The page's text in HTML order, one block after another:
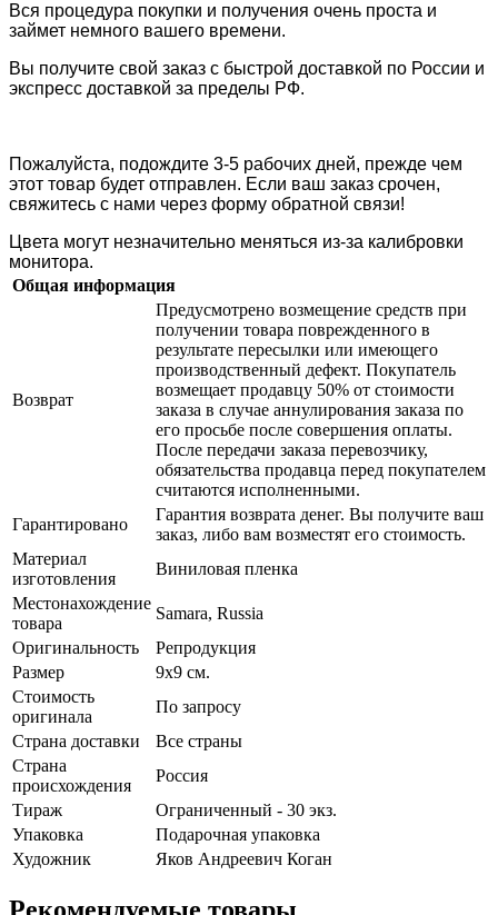
Вся процедура покупки и получения очень проста и
займет немного вашего времени.
Вы получите свой заказ с быстрой доставкой по России и
экспресс доставкой за пределы РФ.
Пожалуйста, подождите 3-5 рабочих дней, прежде чем
этот товар будет отправлен. Если ваш заказ срочен,
свяжитесь с нами через форму обратной связи!
Цвета могут незначительно меняться из-за калибровки
монитора.
Общая информация
Возврат
Предусмотрено возмещение средств при
получении товара поврежденного в
результате пересылки или имеющего
производственный дефект. Покупатель
возмещает продавцу 50% от стоимости
заказа в случае аннулирования заказа по
его просьбе после совершения оплаты.
После передачи заказа перевозчику,
обязательства продавца перед покупателем
считаются исполненными.
Гарантировано
Гарантия возврата денег. Вы получите ваш
заказ, либо вам возместят его стоимость.
Материал
изготовления
Виниловая пленка
Местонахождение
товара
Samara, Russia
Оригинальность
Репродукция
Размер
9х9 см.
Стоимость
оригинала
По запросу
Страна доставки
Все страны
Страна
происхождения
Россия
Тираж
Ограниченный - 30 экз.
Упаковка
Подарочная упаковка
Художник
Яков Андреевич Коган